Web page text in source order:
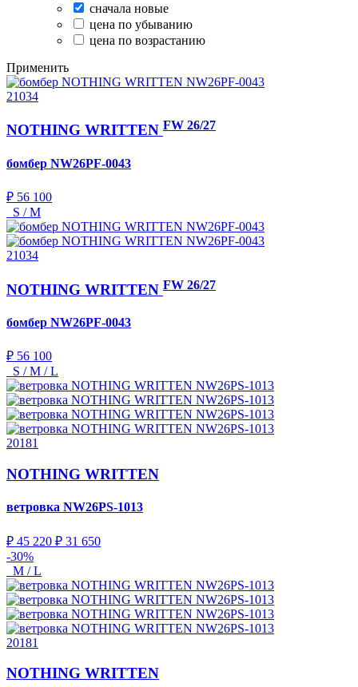
сначала новые
цена по убыванию
цена по возрастанию
Применить
21034
NOTHING WRITTEN FW 26/27
бомбер NW26PF-0043
₽ 56 100
S / M
21034
NOTHING WRITTEN FW 26/27
бомбер NW26PF-0043
₽ 56 100
S / M / L
20181
NOTHING WRITTEN
ветровка NW26PS-1013
₽ 45 220 ₽ 31 650
-30%
M / L
20181
NOTHING WRITTEN